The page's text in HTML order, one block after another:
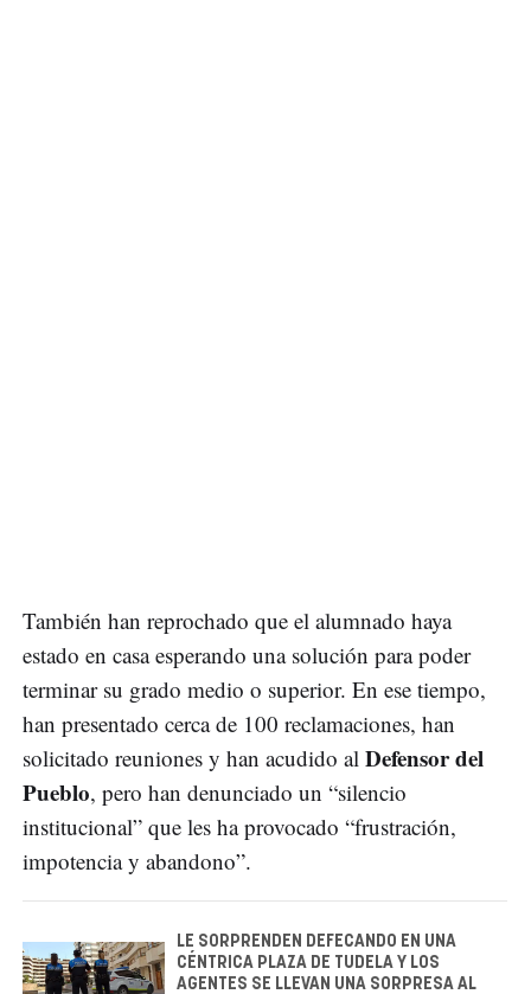
También han reprochado que el alumnado haya
estado en casa esperando una solución para poder
terminar su grado medio o superior. En ese tiempo,
han presentado cerca de 100 reclamaciones, han
solicitado reuniones y han acudido al Defensor del
Pueblo, pero han denunciado un “silencio
institucional” que les ha provocado “frustración,
impotencia y abandono”.
LE SORPRENDEN DEFECANDO EN UNA
CÉNTRICA PLAZA DE TUDELA Y LOS
AGENTES SE LLEVAN UNA SORPRESA AL